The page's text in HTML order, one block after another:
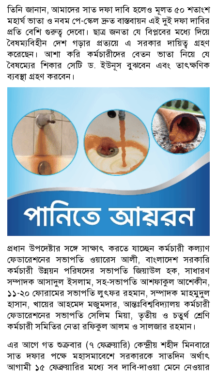
তিনি জানান, আমাদের সাত দফা দাবি হলেও মূলত ৫০ শতাংশ
মহার্ঘ ভাতা ও নবম পে-স্কেল দ্রুত বাস্তবায়ন এই দুই দফা দাবির
প্রতি বেশি গুরুত্ব দেবো। ছাত্র জনতা যে বিপ্লবের মধ্যে দিয়ে
বৈষম্যবিহীন দেশ গড়ার প্রত্যয়ে এ সরকার দায়িত্ব গ্রহণ
করেছেন। আশা করি কর্মচারীদের বেতন ভাতা নিয়ে যে
বৈষম্যের শিকার সেটি ড. ইউনূস বুঝবেন এবং তাৎক্ষণিক
ব্যবস্থা গ্রহণ করবেন।
প্রধান উপদেষ্টার সঙ্গে সাক্ষাৎ করতে যাচ্ছেন কর্মচারী কল্যাণ
ফেডারেশনের সভাপতি ওয়ারেস আলী, বাংলাদেশ সরকারি
কর্মচারী উন্নয়ন পরিষদের সভাপতি জিয়াউল হক, সাধারণ
সম্পাদক আসাদুল ইসলাম, সহ-সভাপতি আশফাকুল আশেকীন,
১১-২০ ফোরামের সভাপতি লুৎফর রহমান, সম্পাদক মাহমুদুল
হাসান, খায়ের আহমেদ মজুমদার, আন্তঃবিশ্ববিদ্যালয় কর্মচারী
ফেডারেশনের সভাপতি সেলিম মিয়া, তৃতীয় ও চতুর্থ শ্রেণি
কর্মচারী সমিতির নেতা রফিকুল আলম ও সালজার রহমান।
এর আগে গত শুক্রবার (৭ ফেব্রুয়ারি) কেন্দ্রীয় শহীদ মিনবারে
সাত দফার পক্ষে মহাসমাবেশে সরকারকে সাতদিন অর্থাৎ
আগামী ১৫ ফেব্রুয়ারির মধ্যে সব দাবি-দাওয়া মেনে নেওয়ার